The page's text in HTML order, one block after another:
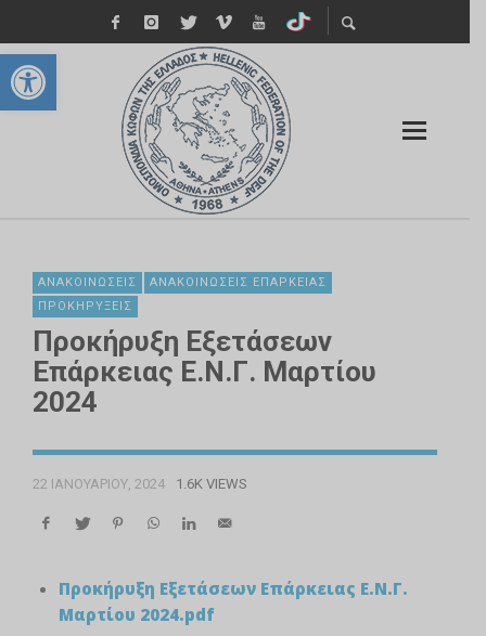
Ανοίξτε τη γραμμή εργαλείων
ΑΝΑΚΟΙΝΏΣΕΙΣ
ΑΝΑΚΟΙΝΏΣΕΙΣ ΕΠΆΡΚΕΙΑΣ
ΠΡΟΚΗΡΎΞΕΙΣ
Προκήρυξη Εξετάσεων
Επάρκειας Ε.Ν.Γ. Μαρτίου
2024
22 ΙΑΝΟΥΑΡΊΟΥ, 2024 1.6K VIEWS
Προκήρυξη Εξετάσεων Επάρκειας Ε.Ν.Γ.
Μαρτίου 2024.pdf